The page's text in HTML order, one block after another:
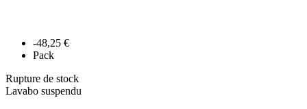
-48,25 €
Pack
Rupture de stock
Lavabo suspendu